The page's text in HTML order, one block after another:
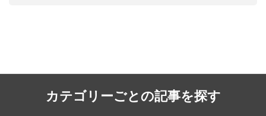
カテゴリーごとの記事を探す